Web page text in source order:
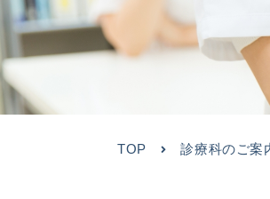
TOP 診療科のご案